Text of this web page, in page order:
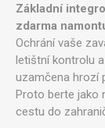
Základní
zdarma
Ochrání vaše
letištní kontrolu
uzamčena hrozí
Proto berte jako
cestu do